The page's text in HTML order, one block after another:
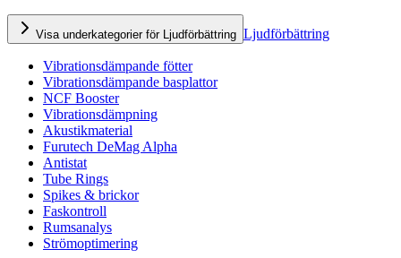
Visa underkategorier för Ljudförbättring Ljudförbättring
Vibrationsdämpande fötter
Vibrationsdämpande basplattor
NCF Booster
Vibrationsdämpning
Akustikmaterial
Furutech DeMag Alpha
Antistat
Tube Rings
Spikes & brickor
Faskontroll
Rumsanalys
Strömoptimering